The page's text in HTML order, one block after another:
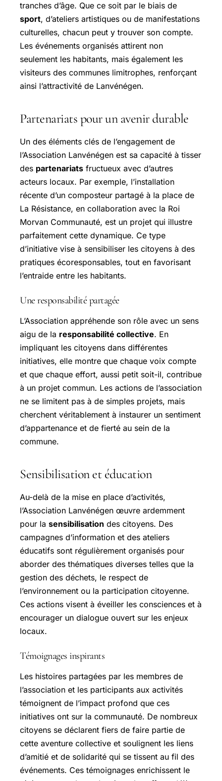
tranches d’âge. Que ce soit par le biais de
sport, d’ateliers artistiques ou de manifestations
culturelles, chacun peut y trouver son compte.
Les événements organisés attirent non
seulement les habitants, mais également les
visiteurs des communes limitrophes, renforçant
ainsi l’attractivité de Lanvénégen.
Partenariats pour un avenir durable
Un des éléments clés de l’engagement de
l’Association Lanvénégen est sa capacité à tisser
des partenariats fructueux avec d’autres
acteurs locaux. Par exemple, l’installation
récente d’un composteur partagé à la place de
La Résistance, en collaboration avec la Roi
Morvan Communauté, est un projet qui illustre
parfaitement cette dynamique. Ce type
d’initiative vise à sensibiliser les citoyens à des
pratiques écoresponsables, tout en favorisant
l’entraide entre les habitants.
Une responsabilité partagée
L’Association appréhende son rôle avec un sens
aigu de la responsabilité collective. En
impliquant les citoyens dans différentes
initiatives, elle montre que chaque voix compte
et que chaque effort, aussi petit soit-il, contribue
à un projet commun. Les actions de l’association
ne se limitent pas à de simples projets, mais
cherchent véritablement à instaurer un sentiment
d’appartenance et de fierté au sein de la
commune.
Sensibilisation et éducation
Au-delà de la mise en place d’activités,
l’Association Lanvénégen œuvre ardemment
pour la sensibilisation des citoyens. Des
campagnes d’information et des ateliers
éducatifs sont régulièrement organisés pour
aborder des thématiques diverses telles que la
gestion des déchets, le respect de
l’environnement ou la participation citoyenne.
Ces actions visent à éveiller les consciences et à
encourager un dialogue ouvert sur les enjeux
locaux.
Témoignages inspirants
Les histoires partagées par les membres de
l’association et les participants aux activités
témoignent de l’impact profond que ces
initiatives ont sur la communauté. De nombreux
citoyens se déclarent fiers de faire partie de
cette aventure collective et soulignent les liens
d’amitié et de solidarité qui se tissent au fil des
événements. Ces témoignages enrichissent le